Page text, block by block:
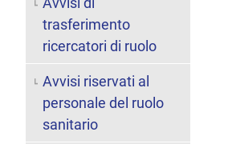
trasferimento
ricercatori di ruolo
Avvisi riservati al
personale del ruolo
sanitario